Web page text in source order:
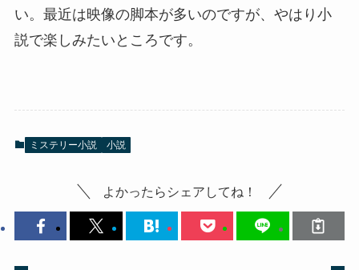
い。最近は映像の脚本が多いのですが、やはり小
説で楽しみたいところです。
ミステリー小説 小説
よかったらシェアしてね！